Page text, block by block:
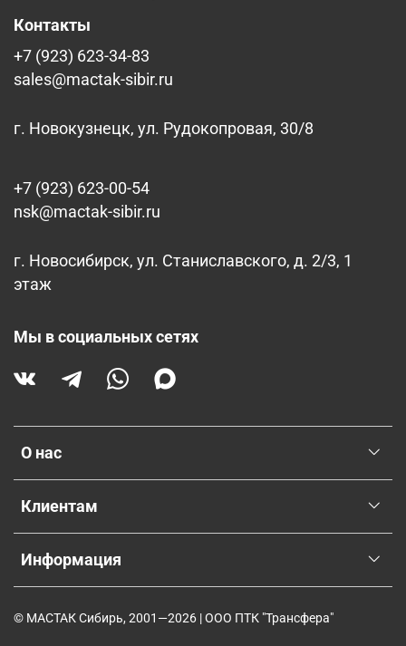
О нас
Клиентам
Информация
Контакты
+7 (923) 623-34-83
sales@mactak-sibir.ru
г. Новокузнецк, ул. Рудокопровая, 30/8
+7 (923) 623-00-54
nsk@mactak-sibir.ru
г. Новосибирск, ул. Станиславского, д. 2/3, 1
этаж
Мы в социальных сетях
© МАСТАК Сибирь, 2001—2026 | ООО ПТК "Трансфера"